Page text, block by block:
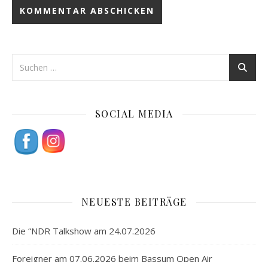
SOCIAL MEDIA
NEUESTE BEITRÄGE
Die “NDR Talkshow am 24.07.2026
Foreigner am 07.06.2026 beim Bassum Open Air